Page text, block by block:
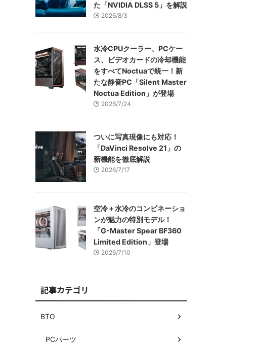
た「NVIDIA DLSS 5」を解説
2026/8/3
水冷CPUクーラー、PCケー
ス、ビデオカードの冷却機能
をすべてNoctuaで統一！新
たな静音PC「Silent Master
Noctua Edition」が登場
2026/7/24
ついに写真現像にも対応！
「DaVinci Resolve 21」の
新機能を徹底解説
2026/7/17
空冷＋水冷のコンビネーショ
ンが魅力の特別モデル！
「G-Master Spear BF360
Limited Edition」登場
2026/7/10
記事カテゴリ
BTO
PCパーツ